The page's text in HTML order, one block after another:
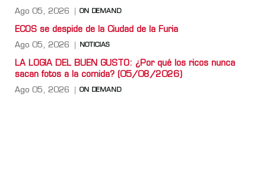
Ago 05, 2026 ON DEMAND
ECOS se despide de la Ciudad de la Furia
Ago 05, 2026 NOTICIAS
LA LOGIA DEL BUEN GUSTO: ¿Por qué los ricos nunca
sacan fotos a la comida? (05/08/2026)
Ago 05, 2026 ON DEMAND